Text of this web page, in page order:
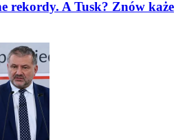
rekordy. A Tusk? Znów każe